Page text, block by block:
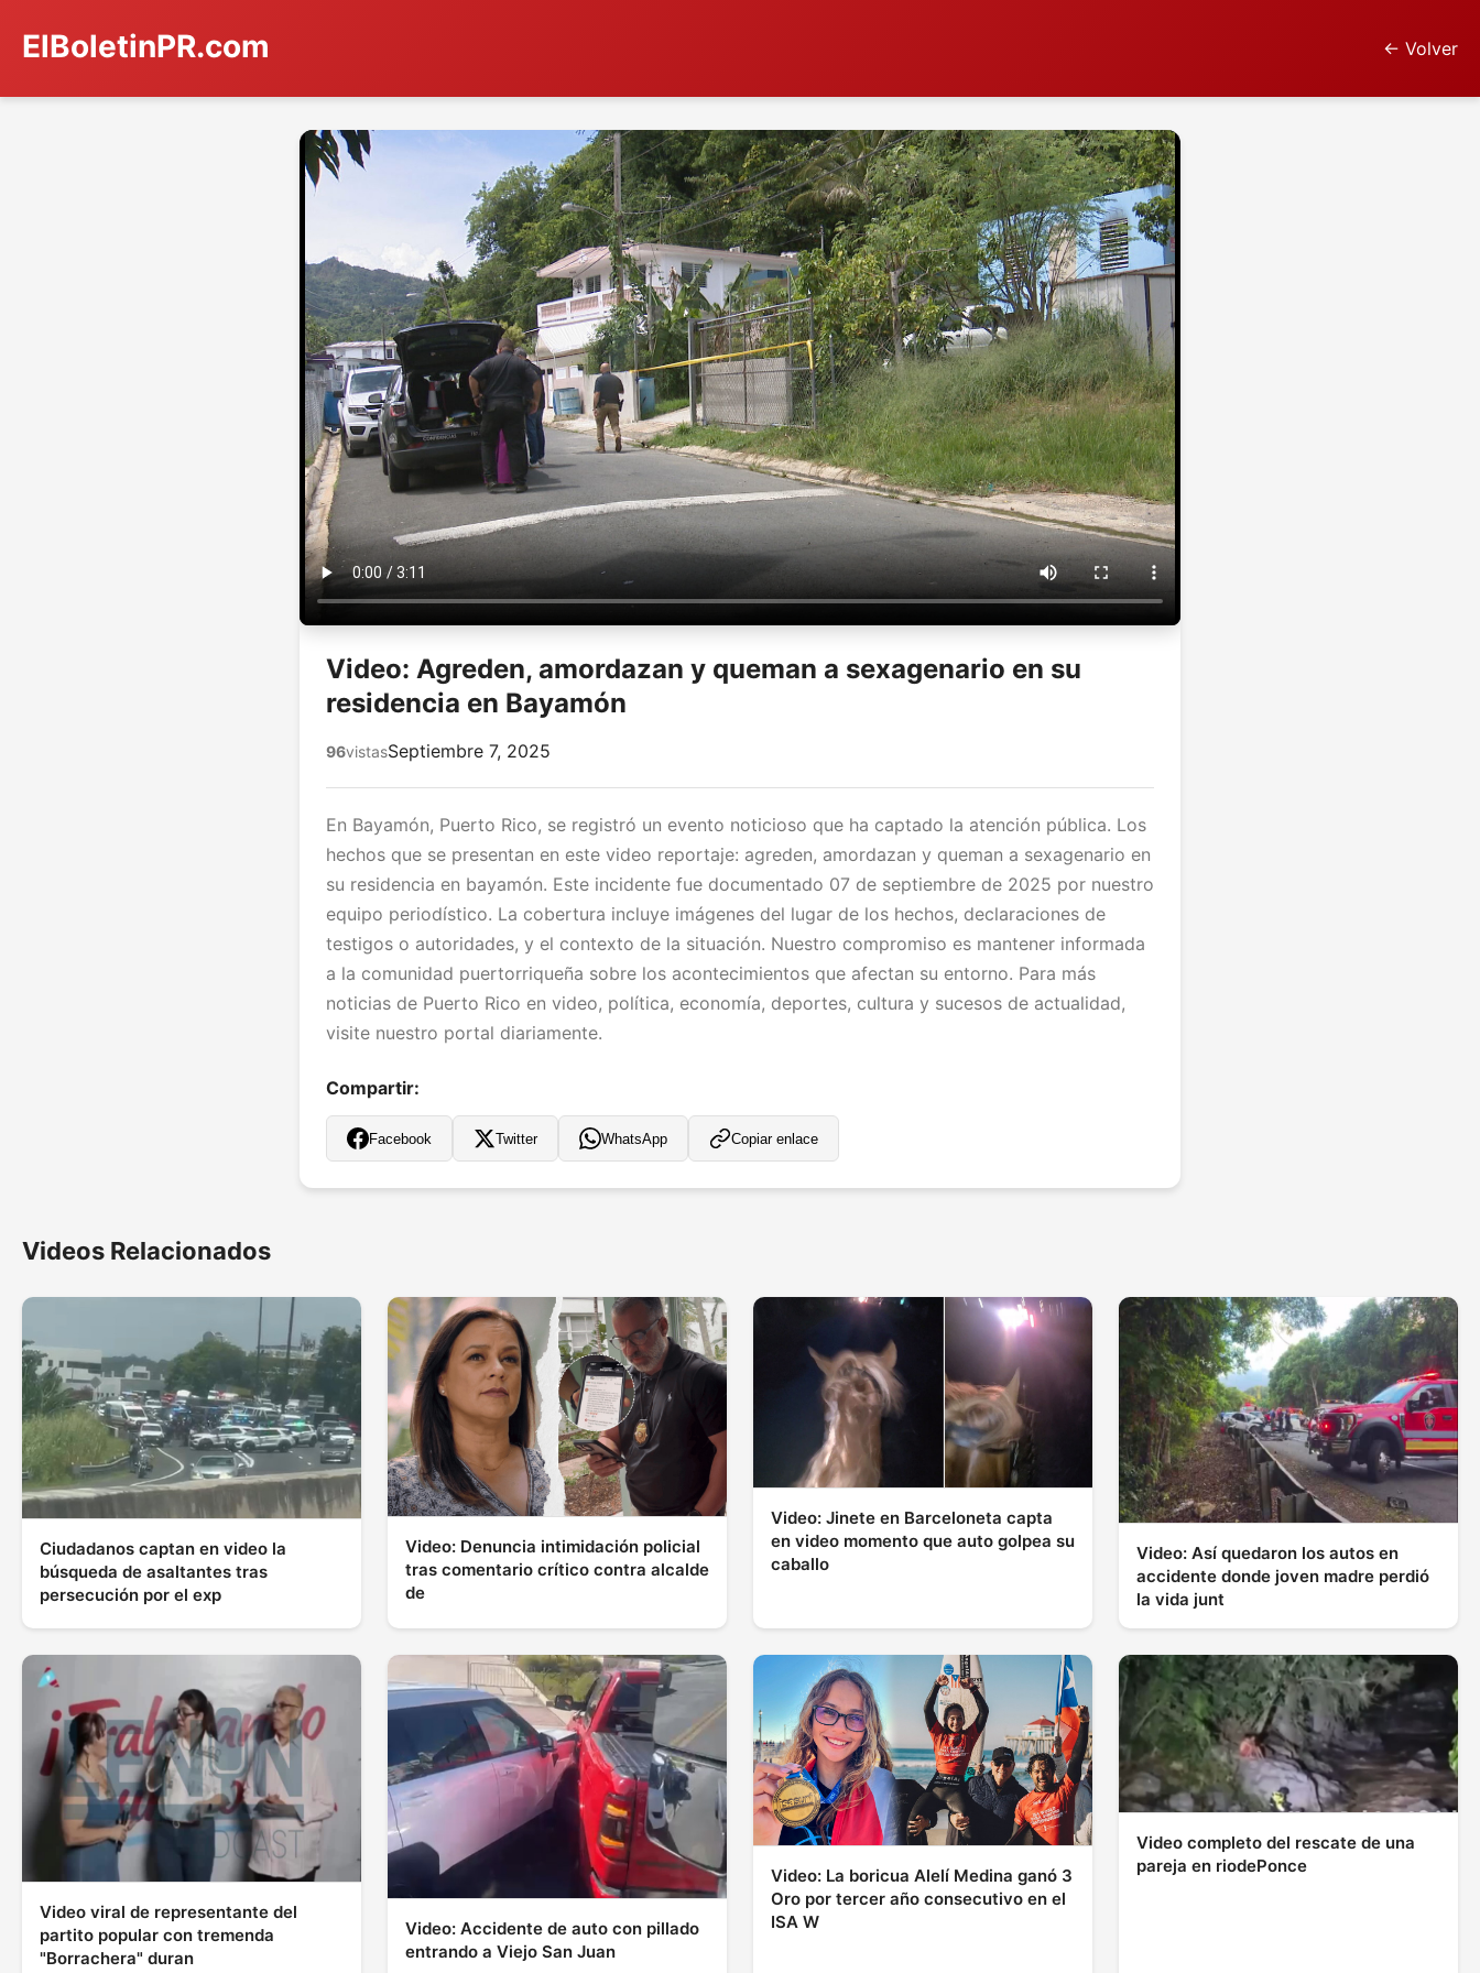
ElBoletinPR.com ← Volver
Video: Agreden, amordazan y queman a sexagenario en su
residencia en Bayamón
96vistasSeptiembre 7, 2025
En Bayamón, Puerto Rico, se registró un evento noticioso que ha captado la atención pública. Los
hechos que se presentan en este video reportaje: agreden, amordazan y queman a sexagenario en
su residencia en bayamón. Este incidente fue documentado 07 de septiembre de 2025 por nuestro
equipo periodístico. La cobertura incluye imágenes del lugar de los hechos, declaraciones de
testigos o autoridades, y el contexto de la situación. Nuestro compromiso es mantener informada
a la comunidad puertorriqueña sobre los acontecimientos que afectan su entorno. Para más
noticias de Puerto Rico en video, política, economía, deportes, cultura y sucesos de actualidad,
visite nuestro portal diariamente.
Compartir:
Facebook Twitter WhatsApp Copiar enlace
Videos Relacionados
Ciudadanos captan en video la
búsqueda de asaltantes tras
persecución por el exp
Video: Denuncia intimidación policial
tras comentario crítico contra alcalde
de
Video: Jinete en Barceloneta capta
en video momento que auto golpea su
caballo
Video: Así quedaron los autos en
accidente donde joven madre perdió
la vida junt
Video viral de representante del
partito popular con tremenda
"Borrachera" duran
Video: Accidente de auto con pillado
entrando a Viejo San Juan
Video: La boricua Alelí Medina ganó 3
Oro por tercer año consecutivo en el
ISA W
Video completo del rescate de una
pareja en riodePonce